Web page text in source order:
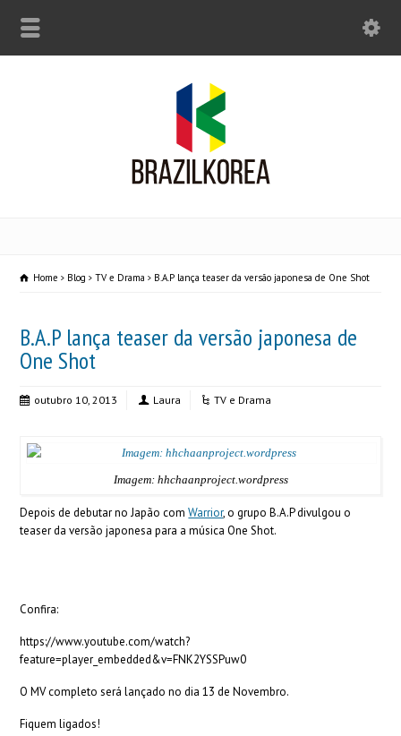
Home Blog TV e Drama B.A.P lança teaser da versão japonesa de One Shot
B.A.P lança teaser da versão japonesa de
One Shot
outubro 10, 2013 Laura TV e Drama
Imagem: hhchaanproject.wordpress
Depois de debutar no Japão comWarrior, o grupo B.A.P divulgou o
teaser da versão japonesa para a música One Shot.
Confira:
https://www.youtube.com/watch?
feature=player_embedded&v=FNK2YSSPuw0
O MV completo será lançado no dia 13 de Novembro.
Fiquem ligados!